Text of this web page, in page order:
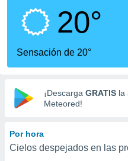
calidad.
a este
las
y
digital
basada
20°
Sensación de 20°
¡Descarga GRATIS la
Meteored!
Por hora
Cielos despejados en las